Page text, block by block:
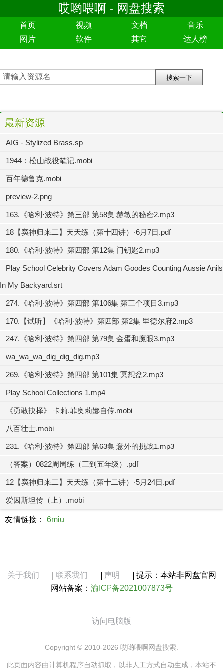
哎哟喂啊 - 网盘搜索
首页 视频 文档
音乐
图片
软件 其它 达人榜
最新资源
AIG - Stylized Brass.sp
1944：松山战役笔记.mobi
百年德鲁克.mobi
preview-2.png
163.《哈利·波特》第三部 第58集 赫敏的秘密2.mp3
18【窦神归来二】天天练（第十四讲）·6月7日.pdf
180.《哈利·波特》第四部 第12集 门钥匙2.mp3
Play School Celebrity Covers Adam Goodes Counting Aussie Anils
In My Backyard.srt
274.《哈利·波特》第四部 第106集 第三个项目3.mp3
170.【试听】《哈利·波特》第四部 第2集 里德尔府2.mp3
247.《哈利·波特》第四部 第79集 金蛋和魔眼3.mp3
wa_wa_wa_dig_dig_dig.mp3
269.《哈利·波特》第四部 第101集 冥想盆2.mp3
Play School Collections 1.mp4
《勇敢抉择》 卡莉.菲奥莉娜自传.mobi
八百壮士.mobi
231.《哈利·波特》第四部 第63集 意外的挑战1.mp3
（答案）0822周周练（三到五年级）.pdf
12【窦神归来二】天天练（第十二讲）·5月24日.pdf
爱因斯坦传（上）.mobi
友情链接： 6miu
关于我们 联系我们 声明
提示：本站非网盘官网
网站备案： 渝ICP备2021007873号
访问电脑版
Copyright © 2010-2026 哎哟喂啊网盘搜索.
此页面内容由计算机程序自动抓取，以非人工方式自动生成，本站不